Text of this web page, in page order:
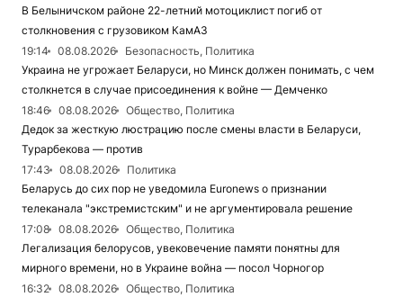
В Белыничском районе 22-летний мотоциклист погиб от
столкновения с грузовиком КамАЗ
19:14
08.08.2026
Безопасность, Политика
Украина не угрожает Беларуси, но Минск должен понимать, с чем
столкнется в случае присоединения к войне — Демченко
18:46
08.08.2026
Общество, Политика
Дедок за жесткую люстрацию после смены власти в Беларуси,
Турарбекова — против
17:43
08.08.2026
Политика
Беларусь до сих пор не уведомила Euronews о признании
телеканала "экстремистским" и не аргументировала решение
17:08
08.08.2026
Общество, Политика
Легализация белорусов, увековечение памяти понятны для
мирного времени, но в Украине война — посол Чорногор
16:32
08.08.2026
Общество, Политика